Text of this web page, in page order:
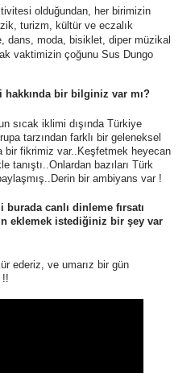
olduğundan, her birimizin
turizm, kültür ve eczalık
dans, moda, bisiklet, diper müzikal
vaktimizin çoğunu Sus Dungo
bir bilginiz var mı?
sıcak iklimi dışında Türkiye
tarzından farklı bir geleneksel
bir fikrimiz var..Keşfetmek heyecan
tanıştı..Onlardan bazıları Türk
bir ambiyans var !
burada canlı dinleme fırsatı
eklemek istediğiniz bir şey var
ederiz, ve umarız bir gün
!!